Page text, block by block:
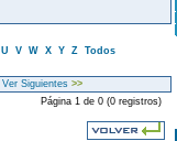
U V W X Y Z Todos
Ver Siguientes >>
Página 1 de 0 (0 registros)